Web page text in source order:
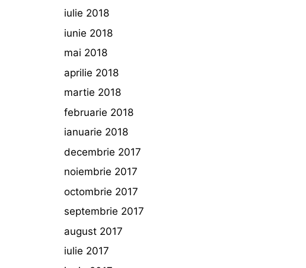
iulie 2018
iunie 2018
mai 2018
aprilie 2018
martie 2018
februarie 2018
ianuarie 2018
decembrie 2017
noiembrie 2017
octombrie 2017
septembrie 2017
august 2017
iulie 2017